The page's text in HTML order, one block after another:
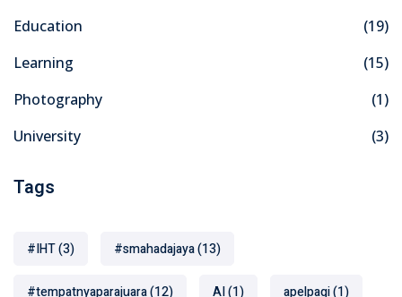
Education
(19)
Learning
(15)
Photography
(1)
University
(3)
Tags
#IHT(3) #smahadajaya(13)
#tempatnyaparajuara(12) AI(1) apelpagi(1)